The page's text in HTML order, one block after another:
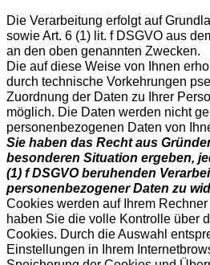
Die Verarbeitung erfolgt auf
sowie Art. 6 (1) lit. f DSGVO aus
an den oben genannten Zwecken.
Die auf diese Weise von Ihnen
durch technische Vorkehrungen
Zuordnung der Daten zu Ihrer
möglich. Die Daten werden nicht
personenbezogenen Daten von
Sie haben das Recht aus
besonderen Situation ergeben,
(1) f DSGVO beruhenden
personenbezogener Daten zu
Cookies werden auf Ihrem
haben Sie die volle Kontrolle über
Cookies. Durch die Auswahl
Einstellungen in Ihrem